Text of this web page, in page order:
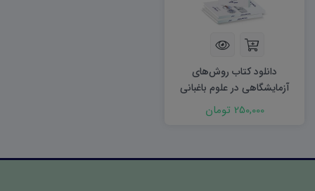
دانلود کتاب روش‌های
آزمایشگاهی در علوم باغبانی
250,000 تومان